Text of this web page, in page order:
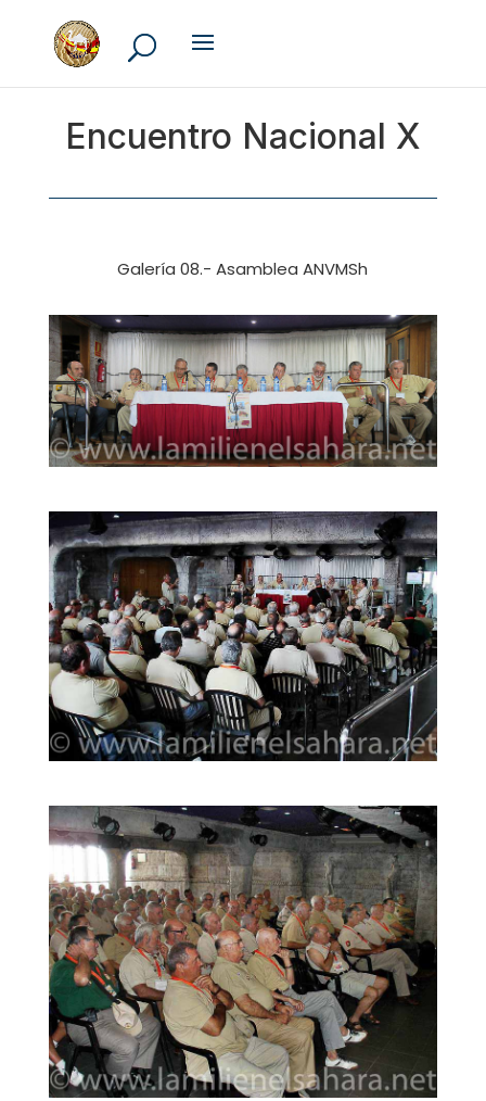
Encuentro Nacional X
Galería 08.- Asamblea ANVMSh